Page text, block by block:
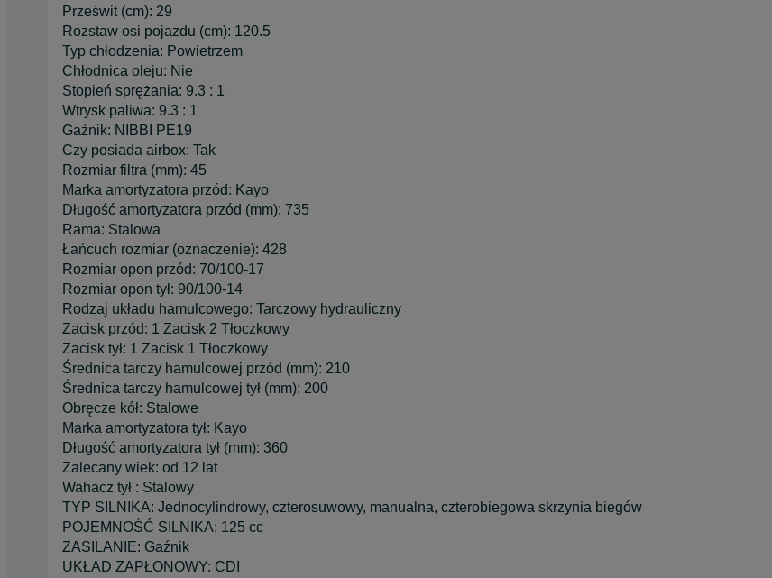
Prześwit (cm): 29
Rozstaw osi pojazdu (cm): 120.5
Typ chłodzenia: Powietrzem
Chłodnica oleju: Nie
Stopień sprężania: 9.3 : 1
Wtrysk paliwa: 9.3 : 1
Gaźnik: NIBBI PE19
Czy posiada airbox: Tak
Rozmiar filtra (mm): 45
Marka amortyzatora przód: Kayo
Długość amortyzatora przód (mm): 735
Rama: Stalowa
Łańcuch rozmiar (oznaczenie): 428
Rozmiar opon przód: 70/100-17
Rozmiar opon tył: 90/100-14
Rodzaj układu hamulcowego: Tarczowy hydrauliczny
Zacisk przód: 1 Zacisk 2 Tłoczkowy
Zacisk tył: 1 Zacisk 1 Tłoczkowy
Średnica tarczy hamulcowej przód (mm): 210
Średnica tarczy hamulcowej tył (mm): 200
Obręcze kół: Stalowe
Marka amortyzatora tył: Kayo
Długość amortyzatora tył (mm): 360
Zalecany wiek: od 12 lat
Wahacz tył : Stalowy
TYP SILNIKA: Jednocylindrowy, czterosuwowy, manualna, czterobiegowa skrzynia biegów
POJEMNOŚĆ SILNIKA: 125 cc
ZASILANIE: Gaźnik
UKŁAD ZAPŁONOWY: CDI